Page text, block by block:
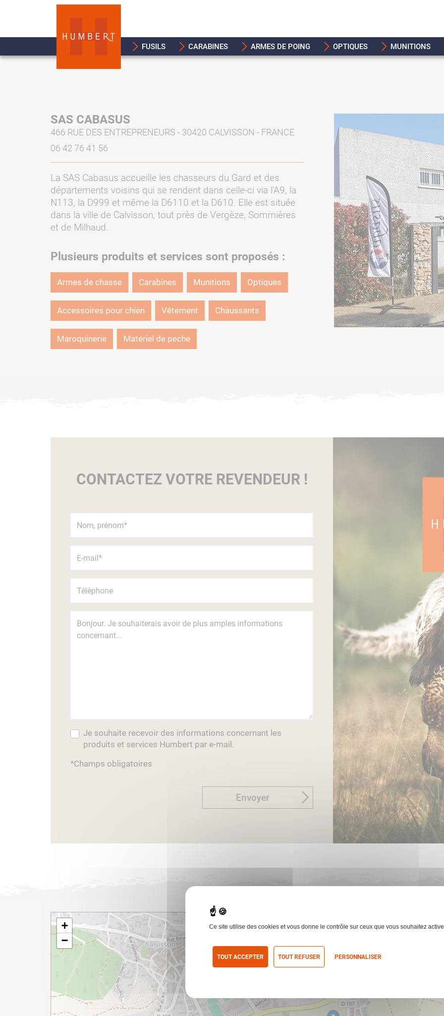
FUSILS CARABINES ARMES DE POING OPTIQUES MUNITIONS
SAS CABASUS
466 RUE DES ENTREPRENEURS - 30420 CALVISSON - FRANCE
06 42 76 41 56
La SAS Cabasus accueille les chasseurs du Gard et des
départements voisins qui se rendent dans celle-ci via l'A9, la
N113, la D999 et même la D6110 et la D610. Elle est située
dans la ville de Calvisson, tout près de Vergèze, Sommières
et de Milhaud.
Plusieurs produits et services sont proposés :
Armes de chasse Carabines Munitions Optiques
Accessoires pour chien Vêtement Chaussants
Maroquinerie Matériel de peche
CONTACTEZ VOTRE REVENDEUR !
Je souhaite recevoir des informations concernant les
produits et services Humbert par e-mail.
*Champs obligatoires
Envoyer
+
−
Ce site utilise des cookies et vous donne le contrôle sur ceux que vous souhaitez
TOUT ACCEPTER TOUT REFUSER PERSONNALISER